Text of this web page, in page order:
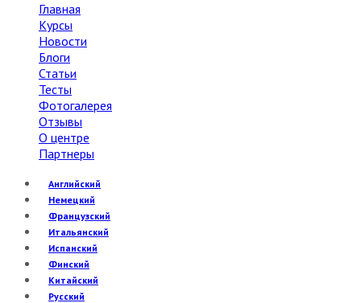
Главная
Курсы
Новости
Блоги
Статьи
Тесты
Фотогалерея
Отзывы
О центре
Партнеры
Английский
Немецкий
Французский
Итальянский
Испанский
Финский
Китайский
Русский